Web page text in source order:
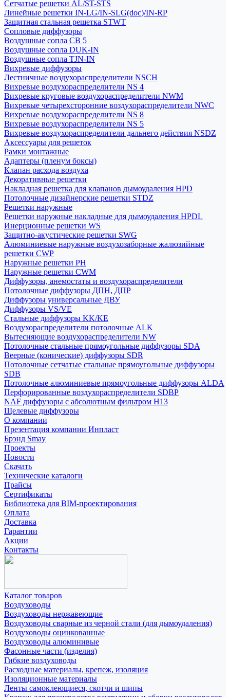
Сетчатые решетки AL/ST-STS
Линейные решетки IN-LG/IN-SLG(doc)/IN-RP
Защитная стальная решетка STWT
Сопловые диффузоры
Воздушные сопла СВ 5
Воздушные сопла DUK-IN
Воздушные сопла TJN-IN
Вихревые диффузоры
Лестничные воздухораспределители NSCH
Вихревые воздухораспределители NS 4
Вихревые круговые воздухораспределители NWM
Вихревые четырехсторонние воздухораспределители NWC
Вихревые воздухораспределители NS 8
Вихревые воздухораспределители NS 5
Вихревые воздухораспределители дальнего действия NSDZ
Аксессуары для решеток
Рамки монтажные
Адаптеры (пленум боксы)
Клапан расхода воздуха
Декоративные решетки
Накладная решетка для клапанов дымоудаления HPD
Потолочные дизайнерские решетки STDZ
Решетки наружные
Решетки наружные накладные для дымоудаления HPDL
Инерционные решетки WS
Защитно-акустические решетки SWG
Алюминиевые наружные воздухозаборные жалюзийные
решетки CWP
Наружные решетки РН
Наружные решетки CWM
Диффузоры, анемостаты и воздухораспределители
Потолочные диффузоры ДПН, ДПР
Диффузоры универсальные ДВУ
Диффузоры VS/VE
Стальные диффузоры KK/KE
Воздухораспределители потолочные ALK
Вытесняющие воздухораспределители NW
Потолочные стальные прямоугольные диффузоры SDA
Веерные (конические) диффузоры SDR
Потолочные сетчатые стальные прямоугольные диффузоры
SDB
Потолочные алюминиевые прямоугольные диффузоры ALDA
Перфорированные воздухораспределители SDBP
NAF диффузоры с абсолютным фильтром Н13
Щелевые диффузоры
О компании
Презентация компании Инпласт
Брэнд Smay
Проекты
Новости
Скачать
Технические каталоги
Прайсы
Сертификаты
Библиотека для BIM-проектирования
Оплата
Доставка
Гарантии
Акции
Контакты
Каталог товаров
Воздуховоды
Воздуховоды нержавеющие
Воздуховоды сварные из черной стали (для дымоудаления)
Воздуховоды оцинкованные
Воздуховоды алюминивые
Фасонные части (изделия)
Гибкие воздуховоды
Расходные материалы, крепеж, изоляция
Изоляционные материалы
Ленты самоклеющиеся, скотчи и шипы